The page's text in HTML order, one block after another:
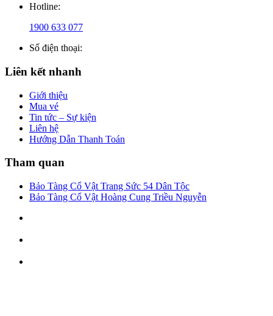
Hotline:
1900 633 077
Số điện thoại:
Liên kết nhanh
Giới thiệu
Mua vé
Tin tức – Sự kiện
Liên hệ
Hướng Dẫn Thanh Toán
Tham quan
Bảo Tàng Cổ Vật Trang Sức 54 Dân Tộc
Bảo Tàng Cổ Vật Hoàng Cung Triều Nguyễn